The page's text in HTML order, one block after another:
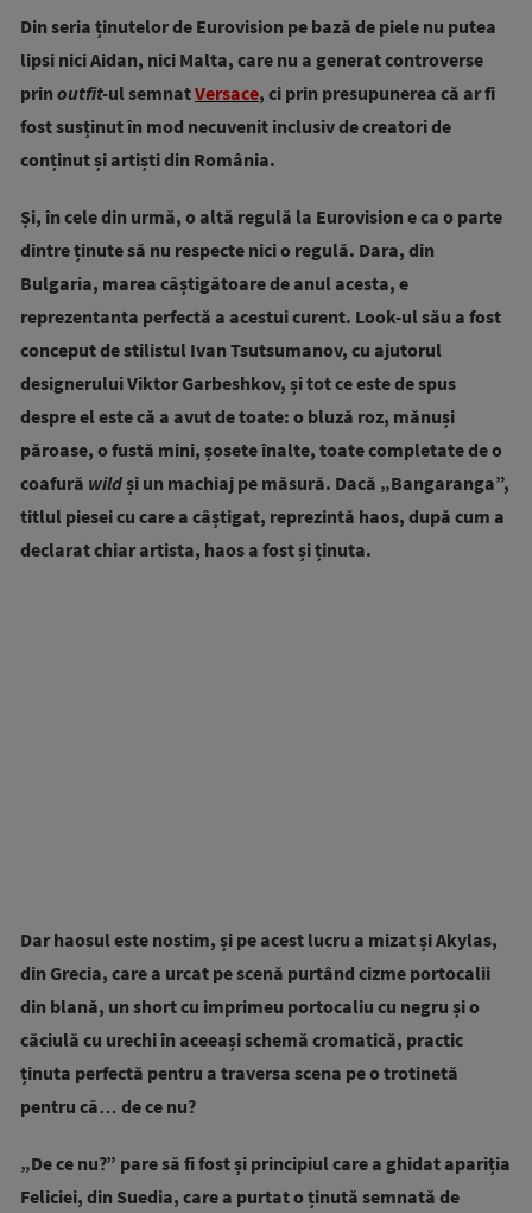
Din seria ținutelor de Eurovision pe bază de piele nu putea
lipsi nici Aidan, nici Malta, care nu a generat controverse
prin outfit-ul semnatVersace, ci prin presupunerea că ar fi
fost susținut în mod necuvenit inclusiv de creatori de
conținut și artiști din România.
Și, în cele din urmă, o altă regulă la Eurovision e ca o parte
dintre ținute să nu respecte nici o regulă. Dara, din
Bulgaria, marea câștigătoare de anul acesta, e
reprezentanta perfectă a acestui curent. Look-ul său a fost
conceput de stilistul Ivan Tsutsumanov, cu ajutorul
designerului Viktor Garbeshkov, și tot ce este de spus
despre el este că a avut de toate: o bluză roz, mănuși
păroase, o fustă mini, șosete înalte, toate completate de o
coafură wildși un machiaj pe măsură. Dacă „Bangaranga”,
titlul piesei cu care a câștigat, reprezintă haos, după cum a
declarat chiar artista, haos a fost și ținuta.
Dar haosul este nostim, și pe acest lucru a mizat și Akylas,
din Grecia, care a urcat pe scenă purtând cizme portocalii
din blană, un short cu imprimeu portocaliu cu negru și o
căciulă cu urechi în aceeași schemă cromatică, practic
ținuta perfectă pentru a traversa scena pe o trotinetă
pentru că… de ce nu?
„De ce nu?” pare să fi fost și principiul care a ghidat apariția
Feliciei, din Suedia, care a purtat o ținută semnată de